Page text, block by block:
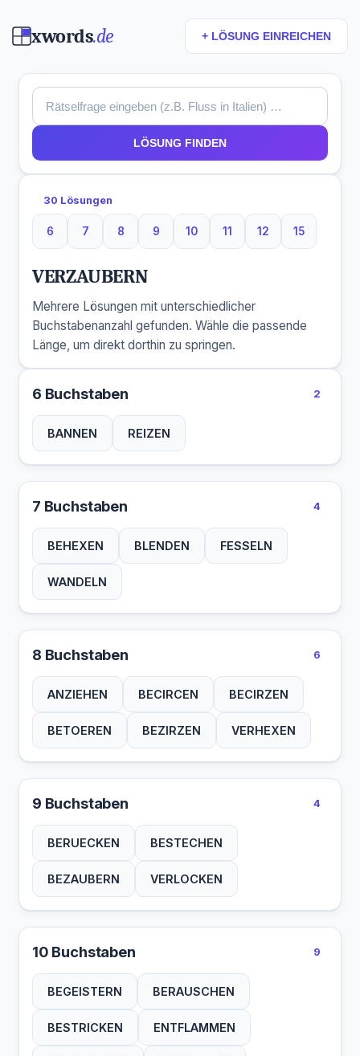
xwords.de + LÖSUNG EINREICHEN
LÖSUNG FINDEN
30 Lösungen
6
6 Buchstaben
7
7 Buchstaben
8
8 Buchstaben
9
9 Buchstaben
10
10 Buchstaben
11
11 Buchstaben
12
12 Buchstaben
15
15
VERZAUBERN
Mehrere Lösungen mit unterschiedlicher
Buchstabenanzahl gefunden. Wähle die passende
Länge, um direkt dorthin zu springen.
6 Buchstaben 2
BANNEN REIZEN
7 Buchstaben 4
BEHEXEN BLENDEN FESSELN
WANDELN
8 Buchstaben 6
ANZIEHEN BECIRCEN BECIRZEN
BETOEREN BEZIRZEN VERHEXEN
9 Buchstaben 4
BERUECKEN BESTECHEN
BEZAUBERN VERLOCKEN
10 Buchstaben 9
BEGEISTERN BERAUSCHEN
BESTRICKEN ENTFLAMMEN